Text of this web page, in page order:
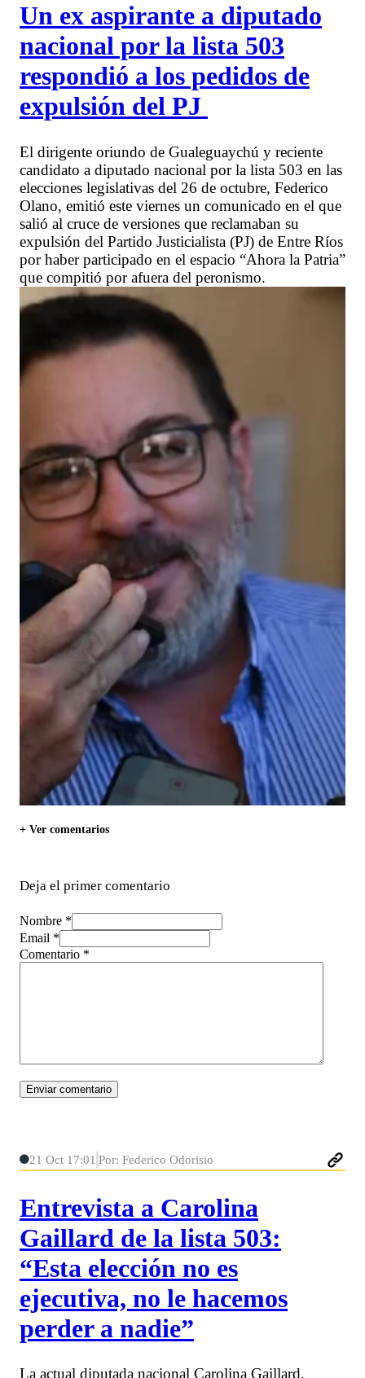
Un ex aspirante a diputado
nacional por la lista 503
respondió a los pedidos de
expulsión del PJ
El dirigente oriundo de Gualeguaychú y reciente
candidato a diputado nacional por la lista 503 en las
elecciones legislativas del 26 de octubre, Federico
Olano, emitió este viernes un comunicado en el que
salió al cruce de versiones que reclamaban su
expulsión del Partido Justicialista (PJ) de Entre Ríos
por haber participado en el espacio “Ahora la Patria”
que compitió por afuera del peronismo.
+ Ver comentarios
Deja el primer comentario
Nombre *
Email *
Comentario *
21 Oct 17:01 Por: Federico Odorisio
Entrevista a Carolina
Gaillard de la lista 503:
“Esta elección no es
ejecutiva, no le hacemos
perder a nadie”
La actual diputada nacional Carolina Gaillard,